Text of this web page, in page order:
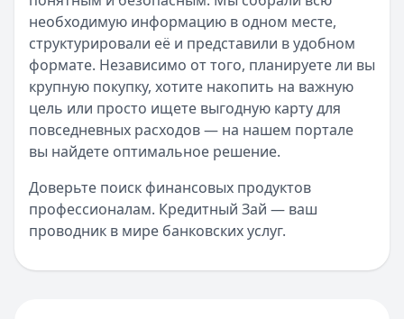
необходимую информацию в одном месте,
структурировали её и представили в удобном
формате. Независимо от того, планируете ли вы
крупную покупку, хотите накопить на важную
цель или просто ищете выгодную карту для
повседневных расходов — на нашем портале
вы найдете оптимальное решение.
Доверьте поиск финансовых продуктов
профессионалам. Кредитный Зай — ваш
проводник в мире банковских услуг.